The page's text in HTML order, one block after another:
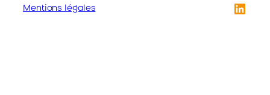
Mentions légales